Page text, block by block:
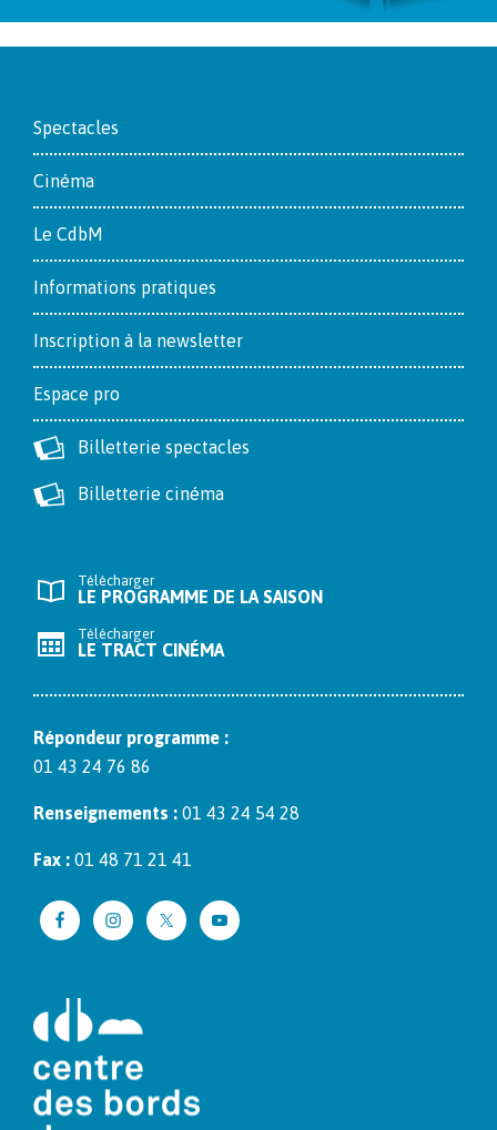
Footer
Spectacles
Cinéma
Le CdbM
Informations pratiques
Inscription à la newsletter
Espace pro
Billetterie spectacles
Billetterie cinéma
Télécharger
LE PROGRAMME DE LA SAISON
Télécharger
LE TRACT CINÉMA
Répon­deur pro­gramme :
01 43 24 76 86
Ren­seigne­ments : 01 43 24 54 28
Fax : 01 48 71 21 41